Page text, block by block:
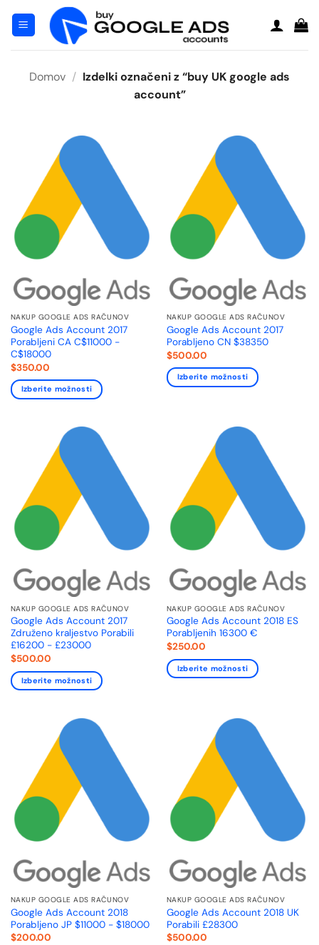
Domov / Izdelki označeni z “buy UK google ads
account”
NAKUP GOOGLE ADS RAČUNOV
Google Ads Account 2017
Porabljeni CA C$11000 -
C$18000
$350.00
Izberite možnosti
NAKUP GOOGLE ADS RAČUNOV
Google Ads Account 2017
Porabljeno CN $38350
$500.00
Izberite možnosti
NAKUP GOOGLE ADS RAČUNOV
Google Ads Account 2017
Združeno kraljestvo Porabili
£16200 - £23000
$500.00
Izberite možnosti
NAKUP GOOGLE ADS RAČUNOV
Google Ads Account 2018 ES
Porabljenih 16300 €
$250.00
Izberite možnosti
NAKUP GOOGLE ADS RAČUNOV
Google Ads Account 2018
Porabljeno JP $11000 - $18000
$200.00
NAKUP GOOGLE ADS RAČUNOV
Google Ads Account 2018 UK
Porabili £28300
$500.00